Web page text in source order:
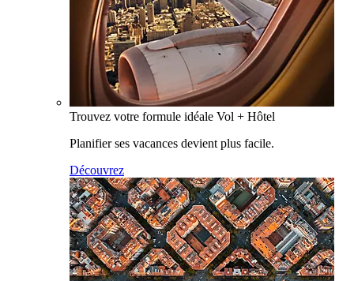
Trouvez votre formule idéale Vol + Hôtel
Planifier ses vacances devient plus facile.
Découvrez